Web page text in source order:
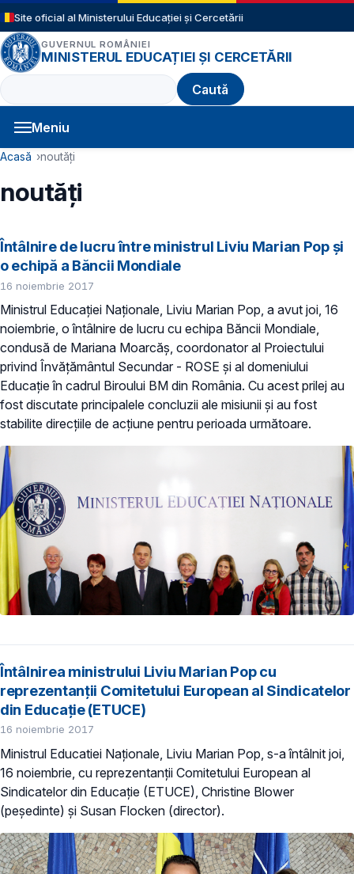
Sari la conținutul principal
Site oficial al Ministerului Educației și Cercetării
GUVERNUL ROMÂNIEI
MINISTERUL EDUCAȚIEI ȘI CERCETĂRII
Caută
Meniu
Navigație principală
Cale de navigare
Acasă noutăți
noutăți
Întâlnire de lucru între ministrul Liviu Marian Pop și
o echipă a Băncii Mondiale
16 noiembrie 2017
Ministrul Educației Naționale, Liviu Marian Pop, a avut joi, 16
noiembrie, o întâlnire de lucru cu echipa Băncii Mondiale,
condusă de Mariana Moarcăș, coordonator al Proiectului
privind Învățământul Secundar - ROSE și al domeniului
Educație în cadrul Biroului BM din România. Cu acest prilej au
fost discutate principalele concluzii ale misiunii și au fost
stabilite direcțiile de acțiune pentru perioada următoare.
Întâlnirea ministrului Liviu Marian Pop cu
reprezentanții Comitetului European al Sindicatelor
din Educație (ETUCE)
16 noiembrie 2017
Ministrul Educatiei Naționale, Liviu Marian Pop, s-a întâlnit joi,
16 noiembrie, cu reprezentanții Comitetului European al
Sindicatelor din Educație (ETUCE), Christine Blower
(peședinte) și Susan Flocken (director).